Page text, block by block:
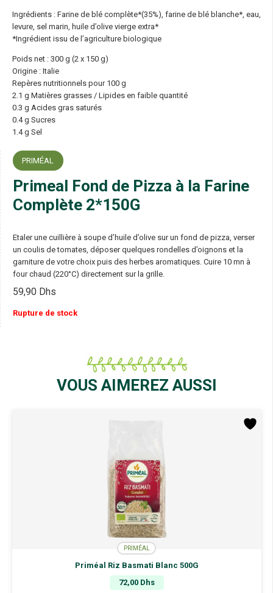
Ingrédients : Farine de blé complète*(35%), farine de blé blanche*, eau,
levure, sel marin, huile d’olive vierge extra*
*Ingrédient issu de l’agriculture biologique
Poids net : 300 g (2 x 150 g)
Origine : Italie
Repères nutritionnels pour 100 g
2.1 g Matières grasses / Lipides en faible quantité
0.3 g Acides gras saturés
0.4 g Sucres
1.4 g Sel
PRIMÉAL
Primeal Fond de Pizza à la Farine
Complète 2*150G
Etaler une cuillière à soupe d’huile d’olive sur un fond de pizza, verser
un coulis de tomates, déposer quelques rondelles d’oignons et la
garniture de votre choix puis des herbes aromatiques. Cuire 10 mn à
four chaud (220°C) directement sur la grille.
59,90 Dhs
Rupture de stock
VOUS AIMEREZ AUSSI
PRIMÉAL
Priméal Riz Basmati Blanc 500G
72,00 Dhs